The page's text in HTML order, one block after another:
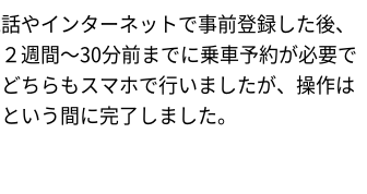
やインターネットで事前登録した後、
週間～30分前までに乗車予約が必要で
ちらもスマホで行いましたが、操作は
いう間に完了しました。